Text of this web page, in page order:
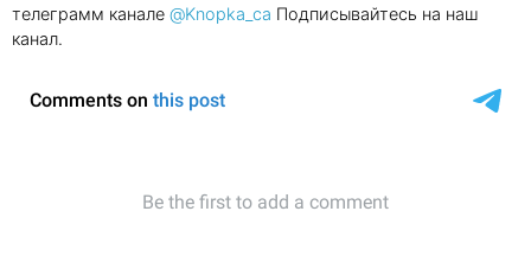
телеграмм канале @Knopka_ca Подписывайтесь на наш
канал.